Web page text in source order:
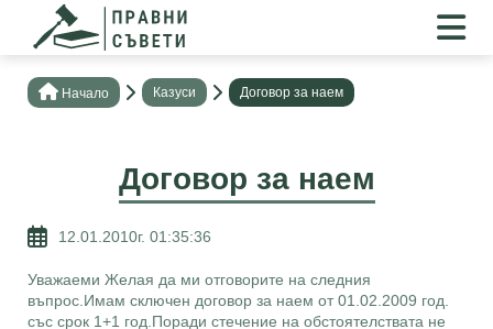
Нaчало Казуси Договор за наем
Договор за наем
12.01.2010г. 01:35:36
Уважаеми Желая да ми отговорите на следния
въпрос.Имам сключен договор за наем от 01.02.2009 год.
със срок 1+1 год.Поради стечение на обстоятелствата не